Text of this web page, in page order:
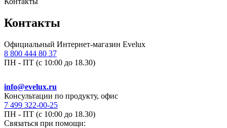
Контакты
Официальный Интернет-магазин Evelux
8 800 444 80 37
ПН - ПТ (с 10:00 до 18.30)
info@evelux.ru
Консультации по продукту, офис
7 499 322-00-25
ПН - ПТ (с 10:00 до 18.30)
Связаться при помощи: